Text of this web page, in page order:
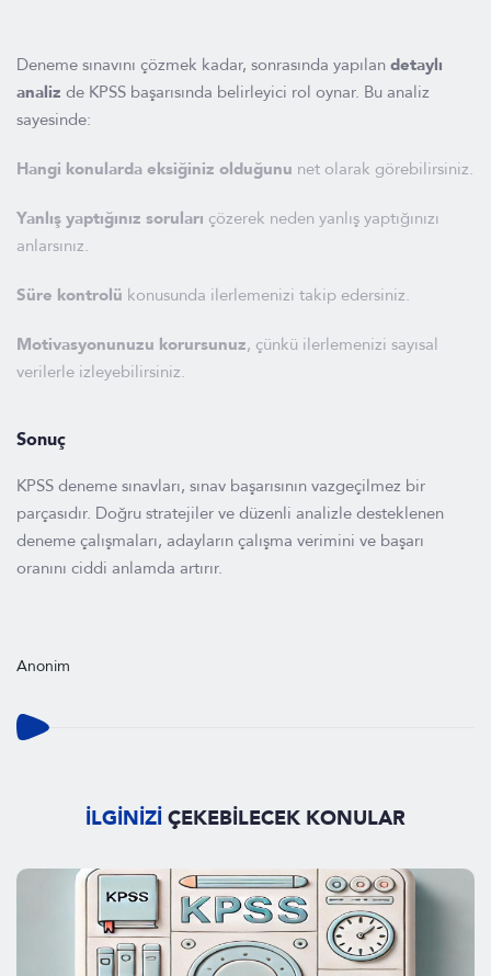
Deneme sınavını çözmek kadar, sonrasında yapılan detaylı
analiz de KPSS başarısında belirleyici rol oynar. Bu analiz
sayesinde:
Hangi konularda eksiğiniz olduğunu net olarak görebilirsiniz.
Yanlış yaptığınız soruları çözerek neden yanlış yaptığınızı
anlarsınız.
Süre kontrolü konusunda ilerlemenizi takip edersiniz.
Motivasyonunuzu korursunuz, çünkü ilerlemenizi sayısal
verilerle izleyebilirsiniz.
Sonuç
KPSS deneme sınavları, sınav başarısının vazgeçilmez bir
parçasıdır. Doğru stratejiler ve düzenli analizle desteklenen
deneme çalışmaları, adayların çalışma verimini ve başarı
oranını ciddi anlamda artırır.
Anonim
İLGİNİZİ ÇEKEBİLECEK KONULAR